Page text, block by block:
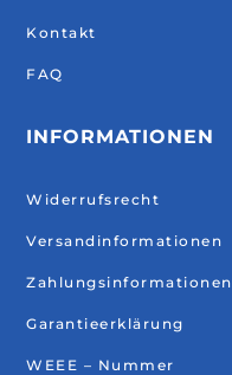
Kontakt
FAQ
INFORMATIONEN
Widerrufsrecht
Versandinformationen
Zahlungsinformationen
Garantieerklärung
WEEE – Nummer